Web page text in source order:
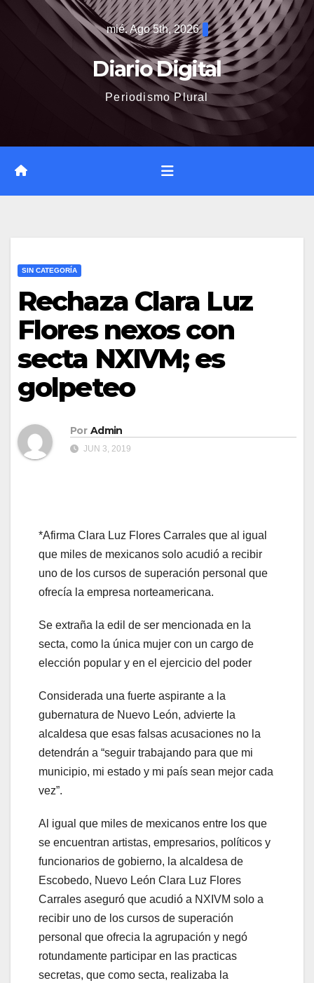
mié. Ago 5th, 2026
Diario Digital
Periodismo Plural
SIN CATEGORÍA
Rechaza Clara Luz
Flores nexos con
secta NXIVM; es
golpeteo
Por Admin
JUN 3, 2019
*Afirma Clara Luz Flores Carrales que al igual
que miles de mexicanos solo acudió a recibir
uno de los cursos de superación personal que
ofrecía la empresa norteamericana.
Se extraña la edil de ser mencionada en la
secta, como la única mujer con un cargo de
elección popular y en el ejercicio del poder
Considerada una fuerte aspirante a la
gubernatura de Nuevo León, advierte la
alcaldesa que esas falsas acusaciones no la
detendrán a “seguir trabajando para que mi
municipio, mi estado y mi país sean mejor cada
vez”.
Al igual que miles de mexicanos entre los que
se encuentran artistas, empresarios, políticos y
funcionarios de gobierno, la alcaldesa de
Escobedo, Nuevo León Clara Luz Flores
Carrales aseguró que acudió a NXIVM solo a
recibir uno de los cursos de superación
personal que ofrecia la agrupación y negó
rotundamente participar en las practicas
secretas, que como secta, realizaba la